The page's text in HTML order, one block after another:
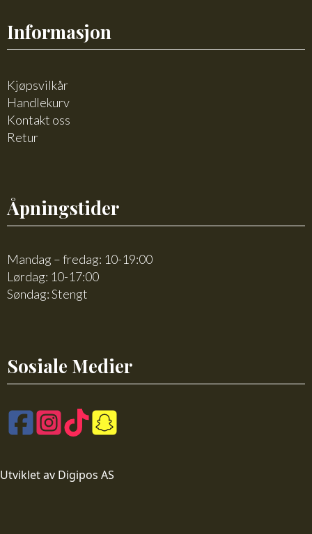
Informasjon
Kjøpsvilkår
Handlekurv
Kontakt oss
Retur
Åpningstider
Mandag – fredag: 10-19:00
Lørdag: 10-17:00
Søndag: Stengt
Sosiale Medier
Utviklet av Digipos AS